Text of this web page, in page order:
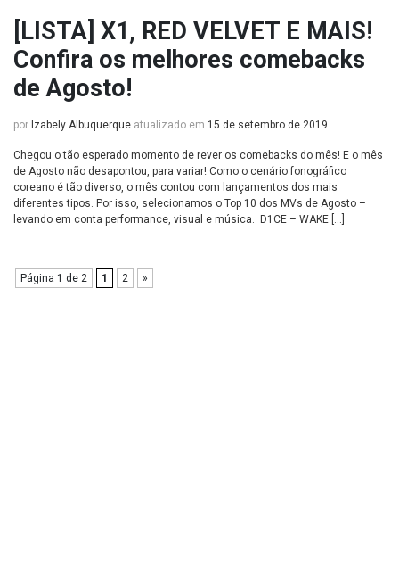
[LISTA] X1, RED VELVET E MAIS!
Confira os melhores comebacks
de Agosto!
por Izabely Albuquerque atualizado em 15 de setembro de 2019
Chegou o tão esperado momento de rever os comebacks do mês! E o mês
de Agosto não desapontou, para variar! Como o cenário fonográfico
coreano é tão diverso, o mês contou com lançamentos dos mais
diferentes tipos. Por isso, selecionamos o Top 10 dos MVs de Agosto –
levando em conta performance, visual e música. D1CE – WAKE […]
Página 1 de 2 1 2 »